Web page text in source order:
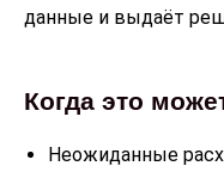
данные и выдаёт
Когда это
Неожиданные